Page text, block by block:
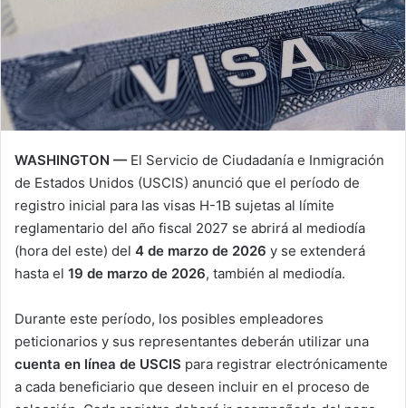
WASHINGTON — El Servicio de Ciudadanía e Inmigración
de Estados Unidos (USCIS) anunció que el período de
registro inicial para las visas H-1B sujetas al límite
reglamentario del año fiscal 2027 se abrirá al mediodía
(hora del este) del 4 de marzo de 2026 y se extenderá
hasta el 19 de marzo de 2026, también al mediodía.
Durante este período, los posibles empleadores
peticionarios y sus representantes deberán utilizar una
cuenta en línea de USCIS para registrar electrónicamente
a cada beneficiario que deseen incluir en el proceso de